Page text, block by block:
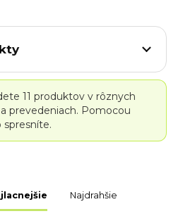
11 produktov v rôznych
prevedeniach. Pomocou
spresníte.
Najdrahšie